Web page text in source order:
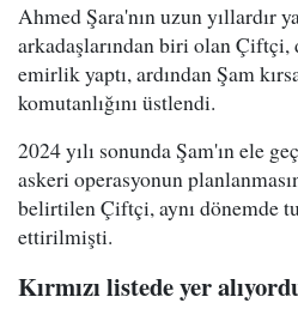
Ahmed Şara'nın uzun yıllardır
arkadaşlarından biri olan Çiftçi,
emirlik yaptı, ardından Şam
komutanlığını üstlendi.
2024 yılı sonunda Şam'ın ele
askeri operasyonun
belirtilen Çiftçi, aynı dönemde
ettirilmişti.
Kırmızı listede yer